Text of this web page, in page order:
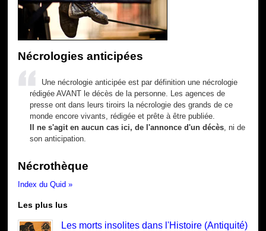
Nécrologies anticipées
Une nécrologie anticipée est par définition une nécrologie
rédigée AVANT le décès de la personne. Les agences de
presse ont dans leurs tiroirs la nécrologie des grands de ce
monde encore vivants, rédigée et prête à être publiée.
Il ne s'agit en aucun cas ici, de l'annonce d'un décès , ni de
son anticipation.
Nécrothèque
Index du Quid »
Les plus lus
Les morts insolites dans l'Histoire (Antiquité)